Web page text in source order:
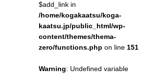
$add_link in
/home/kogakaatsu/koga-
kaatsu.jp/public_html/wp-
content/themes/thema-
zero/functions.php on line 151
Warning: Undefined variable